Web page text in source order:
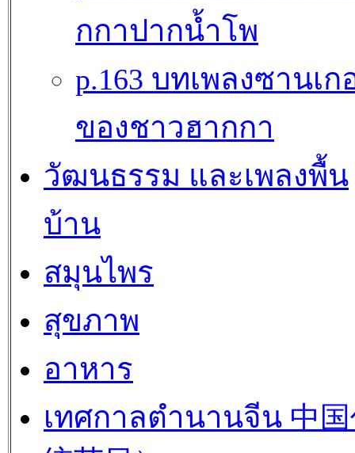
กกาปากน้ำโพ
p.163 บทเพลงซานเก
ของชาวฮากกา
วัฒนธรรม และเพลงพื้น
บ้าน
สมุนไพร
สุขภาพ
อาหาร
เทศกาลตำนานจีน 中